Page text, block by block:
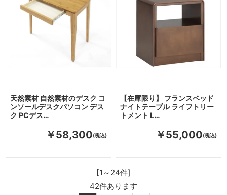
天然素材 自然素材のデスク コ
ンソールデスクパソコン デス
ク PCデス…
￥58,300
【在庫限り】 フランスベッド
ナイトテーブル ライフトリー
トメント L…
￥55,000
[1～24件]
42件あります